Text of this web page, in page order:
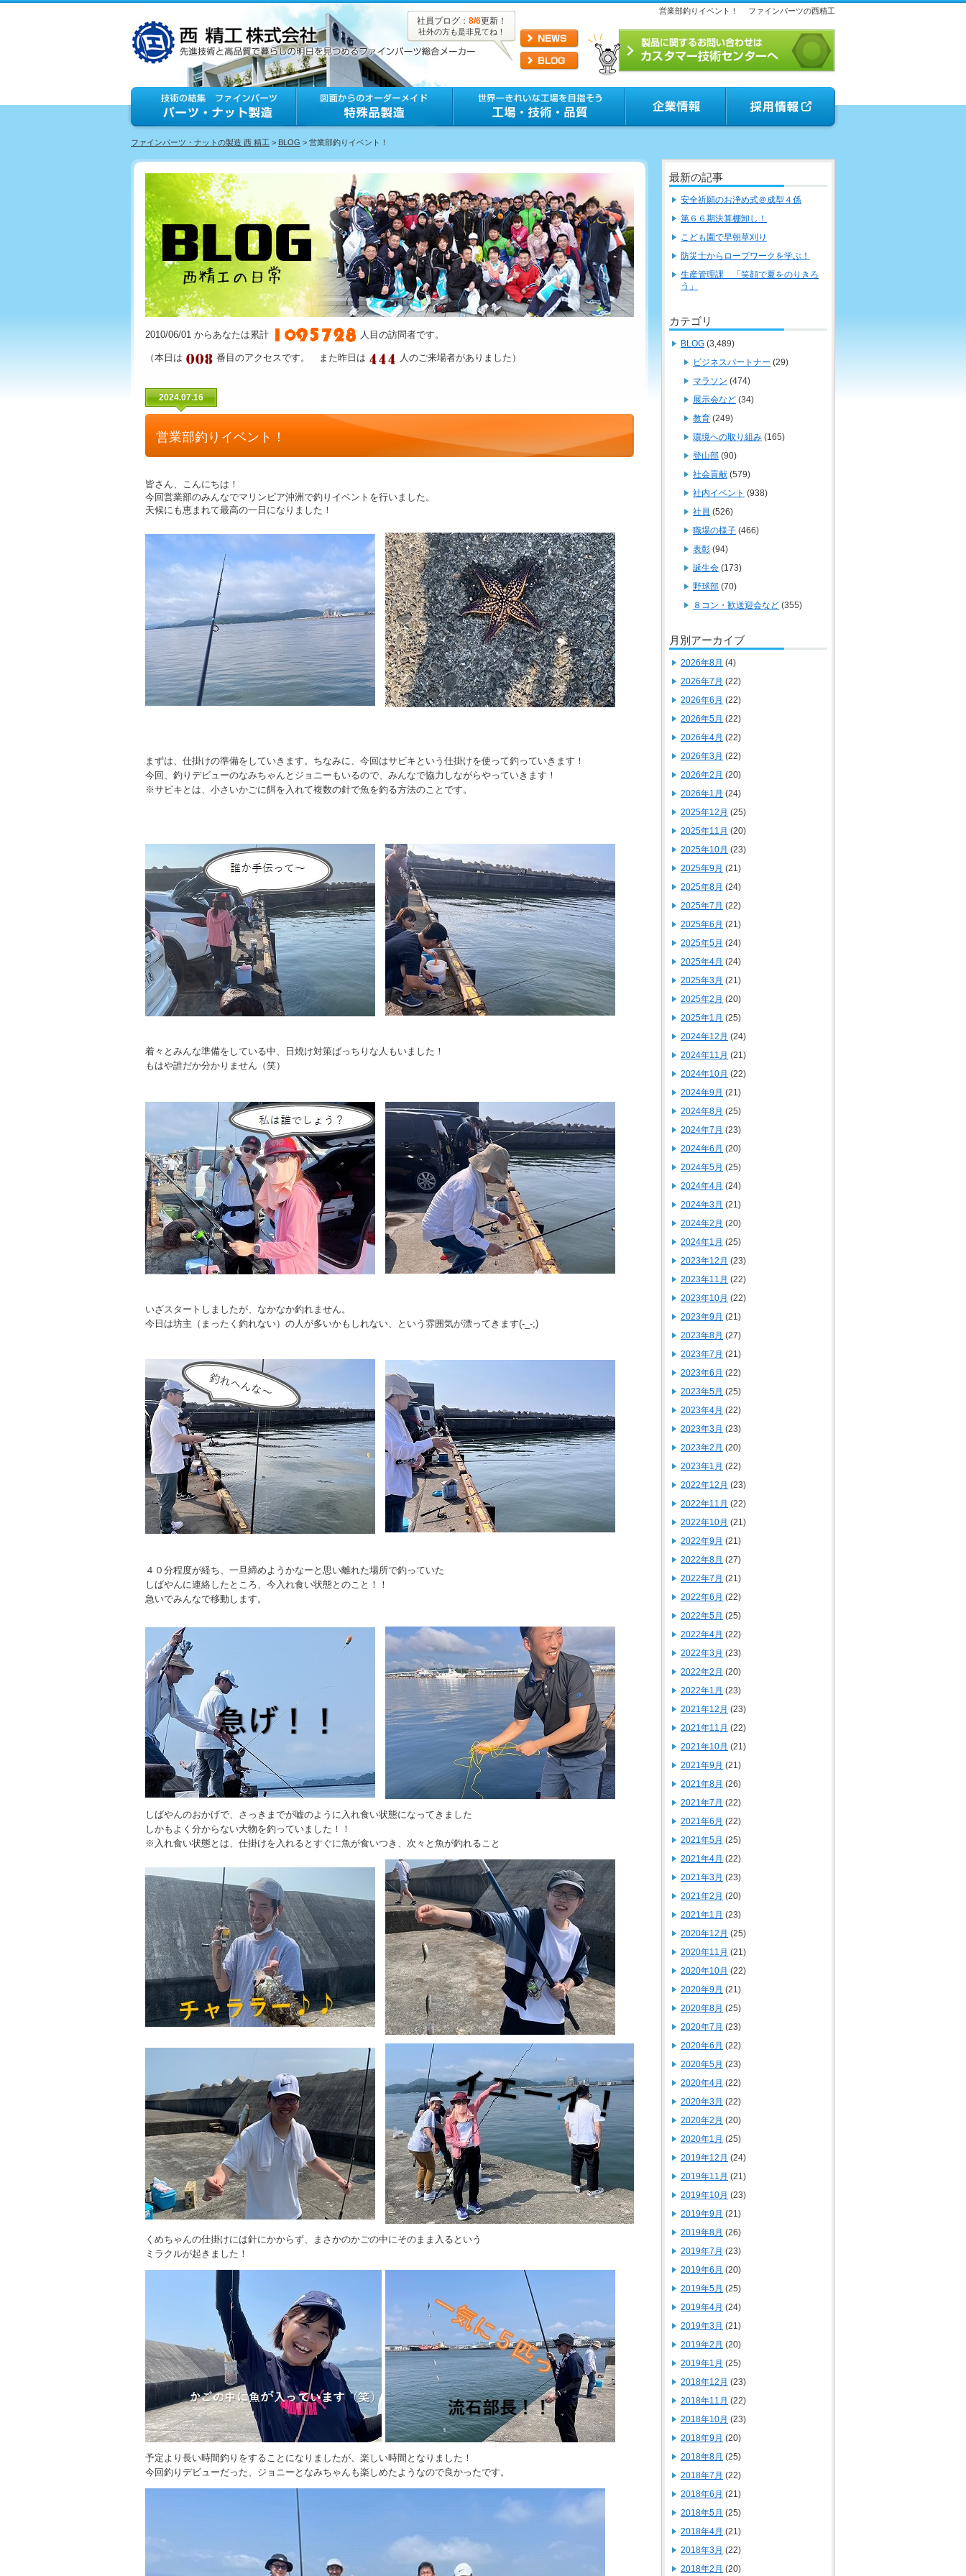
営業部釣りイベント！ ファインパーツの西精工
社員ブログ： 8/6更新！
社外の方も是非見てね！
ファインパーツ・ナットの製造 西 精工 > BLOG > 営業部釣りイベント！
2010/06/01 からあなたは累計 人目の訪問者です。
（本日は 番目のアクセスです。 また昨日は 人のご来場者がありました）
2024.07.16
営業部釣りイベント！
皆さん、こんにちは！
今回営業部のみんなでマリンピア沖洲で釣りイベントを行いました。
天候にも恵まれて最高の一日になりました！
まずは、仕掛けの準備をしていきます。ちなみに、今回はサビキという仕掛けを使って釣っていきます！
今回、釣りデビューのなみちゃんとジョニーもいるので、みんなで協力しながらやっていきます！
※サビキとは、小さいかごに餌を入れて複数の針で魚を釣る方法のことです。
着々とみんな準備をしている中、日焼け対策ばっちりな人もいました！
もはや誰だか分かりません（笑）
いざスタートしましたが、なかなか釣れません。
今日は坊主（まったく釣れない）の人が多いかもしれない、という雰囲気が漂ってきます(-_-;)
４０分程度が経ち、一旦締めようかなーと思い離れた場所で釣っていた
しばやんに連絡したところ、今入れ食い状態とのこと！！
急いでみんなで移動します。
しばやんのおかげで、さっきまでが嘘のように入れ食い状態になってきました
しかもよく分からない大物を釣っていました！！
※入れ食い状態とは、仕掛けを入れるとすぐに魚が食いつき、次々と魚が釣れること
くめちゃんの仕掛けには針にかからず、まさかのかごの中にそのまま入るという
ミラクルが起きました！
予定より長い時間釣りをすることになりましたが、楽しい時間となりました！
今回釣りデビューだった、ジョニーとなみちゃんも楽しめたようなので良かったです。
最新の記事
安全祈願のお浄め式＠成型４係
第６６期決算棚卸し！
こども園で早朝草刈り
防災士からロープワークを学ぶ！
生産管理課 「笑顔で夏をのりきろ
う」
カテゴリ
BLOG (3,489)
ビジネスパートナー (29)
マラソン (474)
展示会など (34)
教育 (249)
環境への取り組み (165)
登山部 (90)
社会貢献 (579)
社内イベント (938)
社員 (526)
職場の様子 (466)
表彰 (94)
誕生会 (173)
野球部 (70)
８コン・歓送迎会など (355)
月別アーカイブ
2026年8月 (4)
2026年7月 (22)
2026年6月 (22)
2026年5月 (22)
2026年4月 (22)
2026年3月 (22)
2026年2月 (20)
2026年1月 (24)
2025年12月 (25)
2025年11月 (20)
2025年10月 (23)
2025年9月 (21)
2025年8月 (24)
2025年7月 (22)
2025年6月 (21)
2025年5月 (24)
2025年4月 (24)
2025年3月 (21)
2025年2月 (20)
2025年1月 (25)
2024年12月 (24)
2024年11月 (21)
2024年10月 (22)
2024年9月 (21)
2024年8月 (25)
2024年7月 (23)
2024年6月 (20)
2024年5月 (25)
2024年4月 (24)
2024年3月 (21)
2024年2月 (20)
2024年1月 (25)
2023年12月 (23)
2023年11月 (22)
2023年10月 (22)
2023年9月 (21)
2023年8月 (27)
2023年7月 (21)
2023年6月 (22)
2023年5月 (25)
2023年4月 (22)
2023年3月 (23)
2023年2月 (20)
2023年1月 (22)
2022年12月 (23)
2022年11月 (22)
2022年10月 (21)
2022年9月 (21)
2022年8月 (27)
2022年7月 (21)
2022年6月 (22)
2022年5月 (25)
2022年4月 (22)
2022年3月 (23)
2022年2月 (20)
2022年1月 (23)
2021年12月 (23)
2021年11月 (22)
2021年10月 (21)
2021年9月 (21)
2021年8月 (26)
2021年7月 (22)
2021年6月 (22)
2021年5月 (25)
2021年4月 (22)
2021年3月 (23)
2021年2月 (20)
2021年1月 (23)
2020年12月 (25)
2020年11月 (21)
2020年10月 (22)
2020年9月 (21)
2020年8月 (25)
2020年7月 (23)
2020年6月 (22)
2020年5月 (23)
2020年4月 (22)
2020年3月 (22)
2020年2月 (20)
2020年1月 (25)
2019年12月 (24)
2019年11月 (21)
2019年10月 (23)
2019年9月 (21)
2019年8月 (26)
2019年7月 (23)
2019年6月 (20)
2019年5月 (25)
2019年4月 (24)
2019年3月 (21)
2019年2月 (20)
2019年1月 (25)
2018年12月 (23)
2018年11月 (22)
2018年10月 (23)
2018年9月 (20)
2018年8月 (25)
2018年7月 (22)
2018年6月 (21)
2018年5月 (25)
2018年4月 (21)
2018年3月 (22)
2018年2月 (20)